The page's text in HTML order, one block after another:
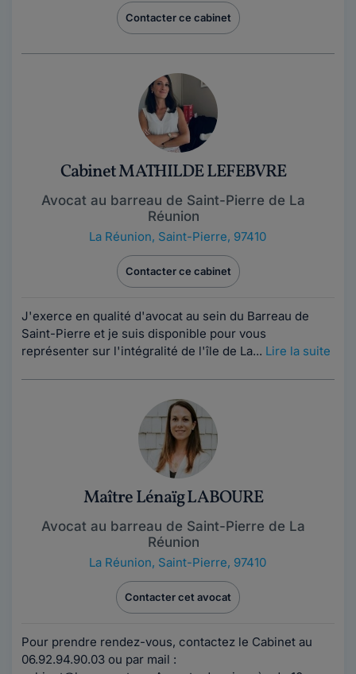
Contacter ce cabinet
Cabinet MATHILDE LEFEBVRE
Avocat au barreau de Saint-Pierre de La
Réunion
La Réunion, Saint-Pierre, 97410
Contacter ce cabinet
J'exerce en qualité d'avocat au sein du Barreau de
Saint-Pierre et je suis disponible pour vous
représenter sur l'intégralité de l'île de La... Lire la suite
Maître Lénaïg LABOURE
Avocat au barreau de Saint-Pierre de La
Réunion
La Réunion, Saint-Pierre, 97410
Contacter cet avocat
Pour prendre rendez-vous, contactez le Cabinet au
06.92.94.90.03 ou par mail :